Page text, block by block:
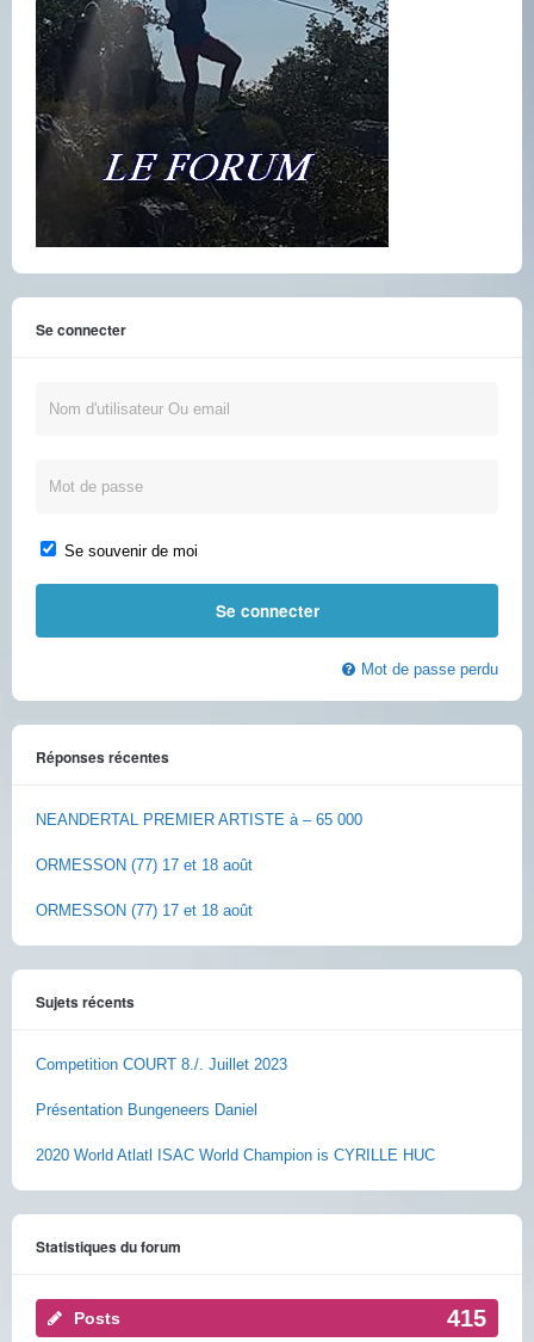
Se connecter
Se souvenir de moi
Mot de passe perdu
Réponses récentes
NEANDERTAL PREMIER ARTISTE à – 65 000
ORMESSON (77) 17 et 18 août
ORMESSON (77) 17 et 18 août
Sujets récents
Competition COURT 8./. Juillet 2023
Présentation Bungeneers Daniel
2020 World Atlatl ISAC World Champion is CYRILLE HUC
Statistiques du forum
Posts 415